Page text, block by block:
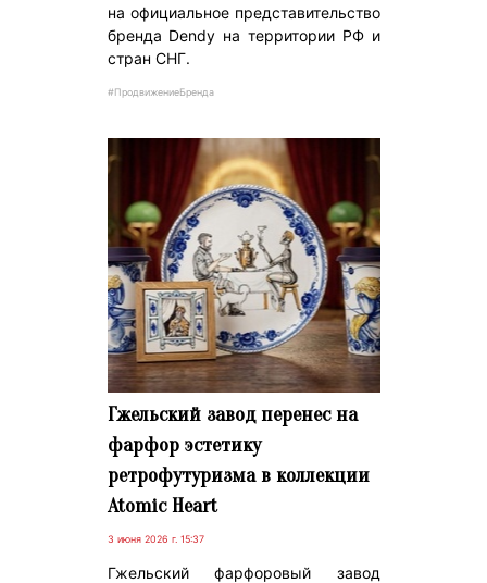
на официальное представительство
бренда Dendy на территории РФ и
стран СНГ.
#ПродвижениеБренда
Гжельский завод перенес на
фарфор эстетику
ретрофутуризма в коллекции
Atomic Heart
3 июня 2026 г. 15:37
Гжельский фарфоровый завод